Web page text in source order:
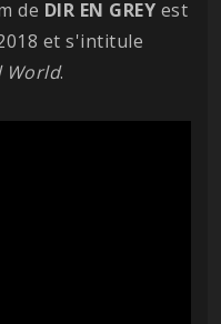
de DIR EN GREY est
et s'intitule
World.